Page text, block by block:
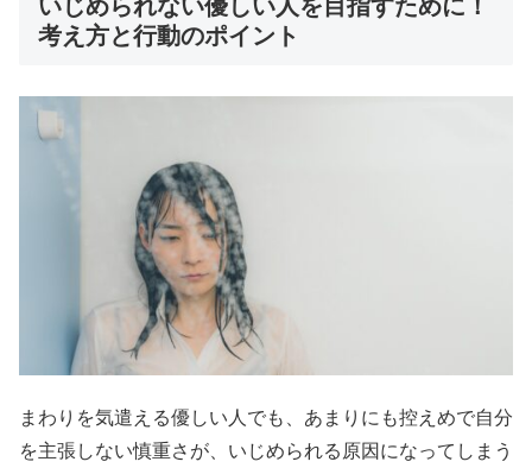
いじめられない優しい人を目指すために！
考え方と行動のポイント
まわりを気遣える優しい人でも、あまりにも控えめで自分
を主張しない慎重さが、いじめられる原因になってしまう